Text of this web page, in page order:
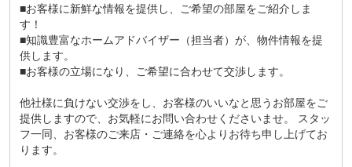
■お客様に新鮮な情報を提供し、ご希望の部屋をご紹介しま
す！
■知識豊富なホームアドバイザー（担当者）が、物件情報を提
供します。
■お客様の立場になり、ご希望に合わせて交渉します。
他社様に負けない交渉をし、お客様のいいなと思うお部屋をご
提供しますので、お気軽にお問い合わせくださいませ。 スタッ
フ一同、お客様のご来店・ご連絡を心よりお待ち申し上げてお
ります。